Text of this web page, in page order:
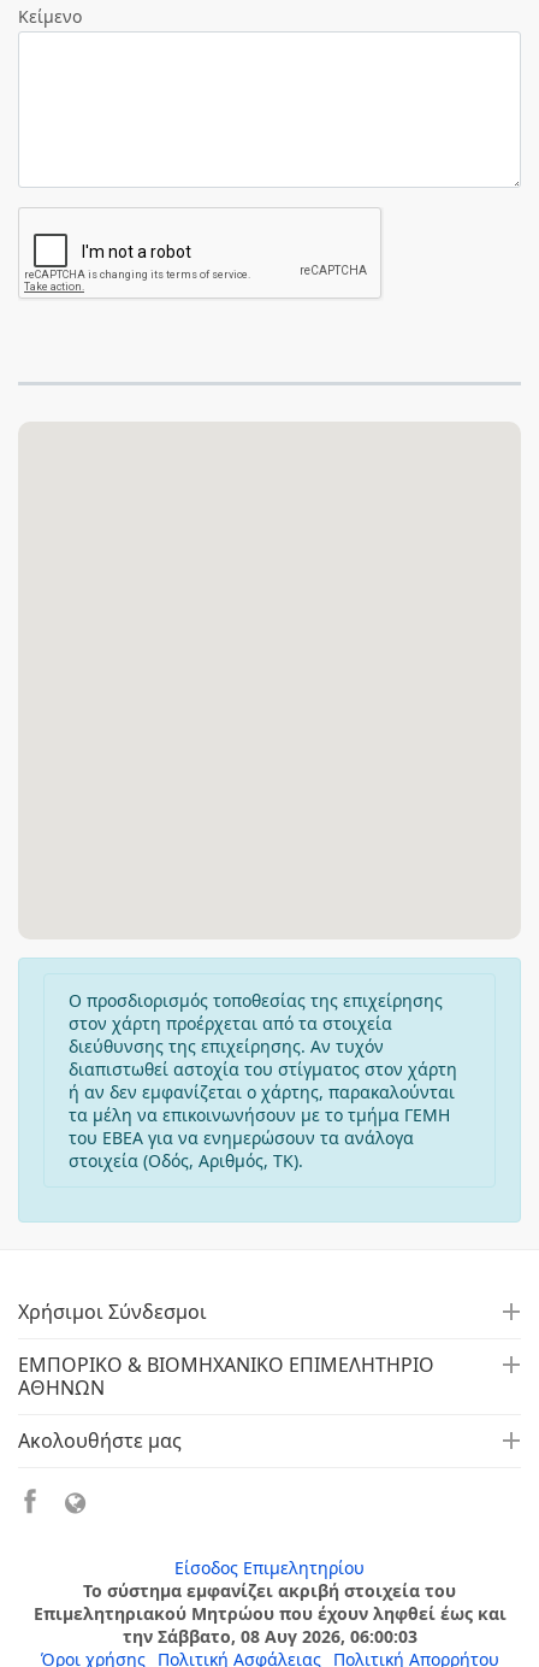
Κείμενο
Ο προσδιορισμός τοποθεσίας της επιχείρησης
στον χάρτη προέρχεται από τα στοιχεία
διεύθυνσης της επιχείρησης. Αν τυχόν
διαπιστωθεί αστοχία του στίγματος στον χάρτη
ή αν δεν εμφανίζεται ο χάρτης, παρακαλούνται
τα μέλη να επικοινωνήσουν με το τμήμα ΓΕΜΗ
του ΕΒΕΑ για να ενημερώσουν τα ανάλογα
στοιχεία (Οδός, Αριθμός, ΤΚ).
Χρήσιμοι Σύνδεσμοι
ΕΜΠΟΡΙΚΟ & ΒΙΟΜΗΧΑΝΙΚΟ ΕΠΙΜΕΛΗΤΗΡΙΟ
ΑΘΗΝΩΝ
Ακολουθήστε μας
Είσοδος Επιμελητηρίου
Το σύστημα εμφανίζει ακριβή στοιχεία του
Επιμελητηριακού Μητρώου που έχουν ληφθεί έως και
την Σάββατο, 08 Αυγ 2026, 06:00:03
Όροι χρήσης
Πολιτική Ασφάλειας Πολιτική Απορρήτου